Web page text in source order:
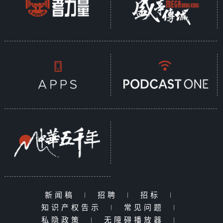
新闻稿 | 招聘 | 招标
|
知识产权告示
| 常见问题
|
私隐政策
| 无障碍播放器 |